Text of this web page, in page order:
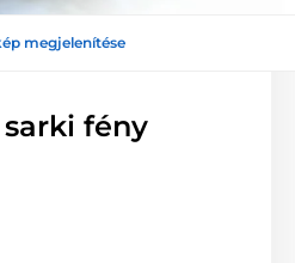
megjelenítése
fény